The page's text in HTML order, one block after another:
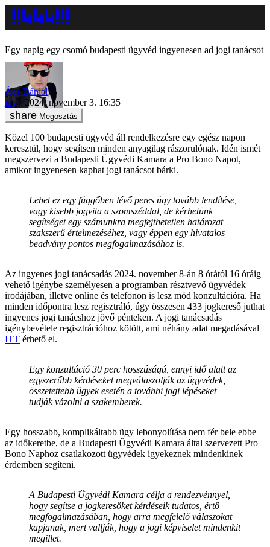
Egy napig egy csomó budapesti ügyvéd ingyenesen ad jogi tanácsot
Ács Dániel
jog
2024. november 3. 16:35
Megosztás
Közel 100 budapesti ügyvéd áll rendelkezésre egy egész napon
keresztül, hogy segítsen minden anyagilag rászorulónak. Idén ismét
megszervezi a Budapesti Ügyvédi Kamara a Pro Bono Napot,
amikor ingyenesen kaphat jogi tanácsot bárki.
Lehet ez egy függőben lévő peres ügy tovább lendítése,
vagy kisebb jogvita a szomszéddal, de kérhetünk
segítséget egy számunkra megfejthetetlen határozat
szakszerű értelmezéséhez, vagy éppen egy hivatalos
beadvány pontos megfogalmazásához is.
Az ingyenes jogi tanácsadás 2024. november 8-án 8 órától 16 óráig
vehető igénybe személyesen a programban résztvevő ügyvédek
irodájában, illetve online és telefonon is lesz mód konzultációra. Ha
minden időpontra lesz regisztráló, úgy összesen 433 jogkereső juthat
ingyenes jogi tanácshoz jövő pénteken. A jogi tanácsadás
igénybevétele regisztrációhoz kötött, ami néhány adat megadásával
ITT érhető el.
Egy konzultáció 30 perc hosszúságú, ennyi idő alatt az
egyszerűbb kérdéseket megválaszolják az ügyvédek,
összetettebb ügyek esetén a további jogi lépéseket
tudják vázolni a szakemberek.
Egy hosszabb, komplikáltabb ügy lebonyolítása nem fér bele ebbe
az időkeretbe, de a Budapesti Ügyvédi Kamara által szervezett Pro
Bono Naphoz csatlakozott ügyvédek igyekeznek mindenkinek
érdemben segíteni.
A Budapesti Ügyvédi Kamara célja a rendezvénnyel,
hogy segítse a jogkeresőket kérdéseik tudatos, értő
megfogalmazásában, hogy arra megfelelő válaszokat
kapjanak, mert vallják, hogy a jogi képviselet mindenkit
megillet.